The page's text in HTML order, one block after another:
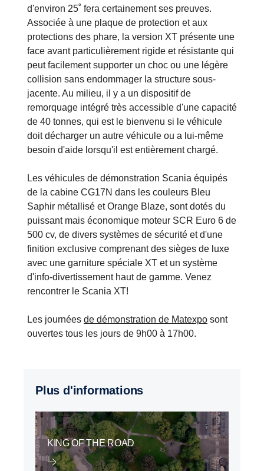
d'environ 25˚ fera certainement ses preuves.
Associée à une plaque de protection et aux
protections des phare, la version XT présente une
face avant particulièrement rigide et résistante qui
peut facilement supporter un choc ou une légère
collision sans endommager la structure sous-
jacente. Au milieu, il y a un dispositif de
remorquage intégré très accessible d'une capacité
de 40 tonnes, qui est le bienvenu si le véhicule
doit décharger un autre véhicule ou a lui-même
besoin d'aide lorsqu'il est entièrement chargé.
Les véhicules de démonstration Scania équipés
de la cabine CG17N dans les couleurs Bleu
Saphir métallisé et Orange Blaze, sont dotés du
puissant mais économique moteur SCR Euro 6 de
500 cv, de divers systèmes de sécurité et d'une
finition exclusive comprenant des sièges de luxe
avec une garniture spéciale XT et un système
d'info-divertissement haut de gamme. Venez
rencontrer le Scania XT!
Les journées de démonstration de Matexpo sont
ouvertes tous les jours de 9h00 à 17h00.
Plus d'informations
KING OF THE ROAD